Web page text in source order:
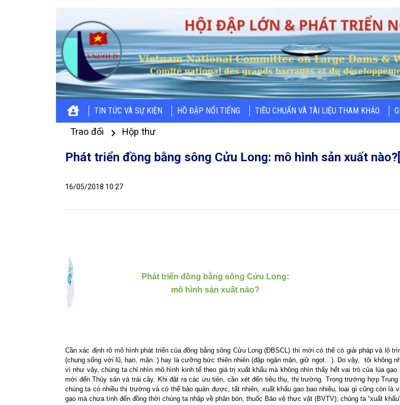
TIN TỨC VÀ SỰ KIỆN HỒ ĐẬP NỔI TIẾNG TIÊU CHUẨN VÀ TÀI LIỆU THAM KHẢO
Trao đổi Hộp thư
Phát triển đồng bằng sông Cửu Long: mô hình sản xuất
16/05/2018 10:27
Phát triển đồng bằng sông Cửu Long:
mô hình sản xuất nào?
Cần xác định rõ mô hình phát triển củađồng bằng sông Cửu Long (ĐBSCL) thì mới có thể có giải pháp và lộ
(chung sống với lũ, hạn, mặn..) hay là cưỡng bức thiên nhiên (đập ngăn mặn, giữ ngọt…). Do vậy, tôi không
vì như vậy, chúng ta chỉ nhìn mô hình kinh tế theo giá trị xuất khẩu mà không nhìn thấy hết vai trò của lúa
mới đến Thủy sản và trái cây. Khi đặt ra các ưu tiên, cần xét đến tiêu thụ, thị trường. Trong trường hợp
chúng ta có nhiều thị trường và có thể bảo quản được, tất nhiên, xuất khẩu gạo bao nhiêu, loại gì cũng còn là
gạo mà chưa tính đến đồng thời chúng ta nhập về phân bón, thuốc Bảo vệ thực vật (BVTV); chúng ta “xuất